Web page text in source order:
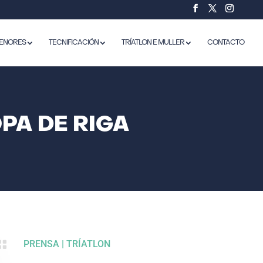
TECNIFICACIÓN TRÍATLON E MULLER CONTACTO
DE RIGA
PRENSA |TRÍATLON